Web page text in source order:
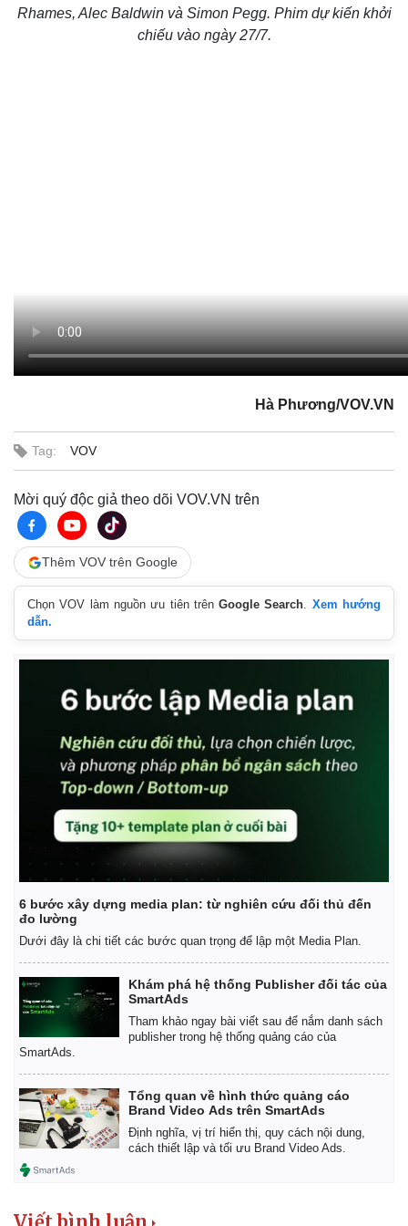
Tin nóng
Tư vấn luật
Việt Nam
Phân tích
Rhames, Alec Baldwin và Simon Pegg. Phim dự kiến khởi
chiếu vào ngày 27/7.
Hà Phương/VOV.VN
Tag: VOV
Mời quý độc giả theo dõi VOV.VN trên
Thêm VOV trên Google
Chọn VOV làm nguồn ưu tiên trênGoogle Search. Xem hướng
dẫn.
6 bước xây dựng media plan: từ nghiên cứu đối thủ đến
đo lường
Dưới đây là chi tiết các bước quan trọng để lập một Media Plan.
Khám phá hệ thống Publisher đối tác của
SmartAds
Tham khảo ngay bài viết sau để nắm danh sách
publisher trong hệ thống quảng cáo của
SmartAds.
Tổng quan về hình thức quảng cáo
Brand Video Ads trên SmartAds
Định nghĩa, vị trí hiển thị, quy cách nội dung,
cách thiết lập và tối ưu Brand Video Ads.